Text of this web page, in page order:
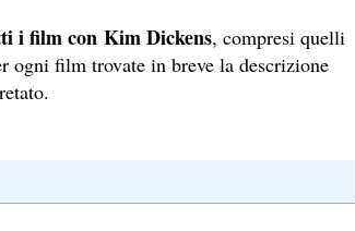
i film con Kim Dickens, compresi quelli
ogni film trovate in breve la descrizione